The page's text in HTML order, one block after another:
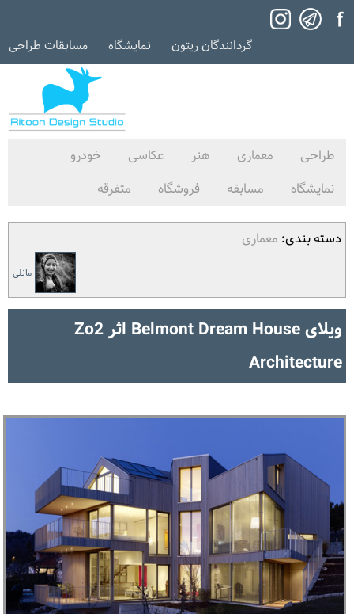
گردانندگان ریتون نمایشگاه مسابقات طراحی
طراحی معماری هنر عکاسی
خودرو
نمایشگاه
مسابقه فروشگاه متفرقه
دسته بندی: معماری
مانلی
ویلای Belmont Dream House اثر Zo2
Architecture